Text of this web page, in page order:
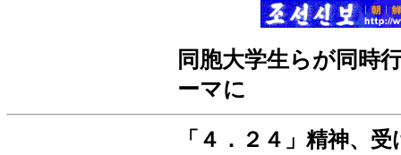
同胞大学生らが同時
ーマに
「４．２４」精神、